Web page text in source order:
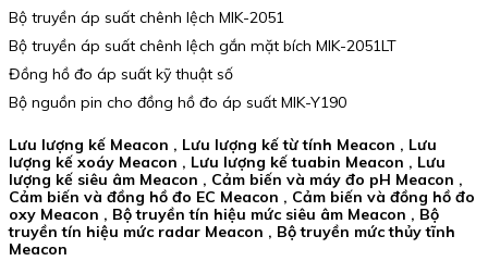
Bộ truyền áp suất chênh lệch MIK-2051
Bộ truyền áp suất chênh lệch gắn mặt bích MIK-2051LT
Đồng hồ đo áp suất kỹ thuật số
Bộ nguồn pin cho đồng hồ đo áp suất MIK-Y190
Lưu lượng kế Meacon , Lưu lượng kế từ tính Meacon , Lưu
lượng kế xoáy Meacon , Lưu lượng kế tuabin Meacon , Lưu
lượng kế siêu âm Meacon , Cảm biến và máy đo pH Meacon ,
Cảm biến và đồng hồ đo EC Meacon , Cảm biến và đồng hồ đo
oxy Meacon , Bộ truyền tín hiệu mức siêu âm Meacon , Bộ
truyền tín hiệu mức radar Meacon , Bộ truyền mức thủy tĩnh
Meacon